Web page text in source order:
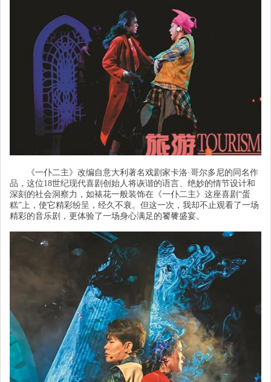
《一仆二主》改编自意大利著名戏剧家卡洛·哥尔多尼的同名作
品，这位18世纪现代喜剧创始人将诙谐的语言、绝妙的情节设计和
深刻的社会洞察力，如裱花一般装饰在《一仆二主》这座喜剧 “蛋
糕”上，使它精彩纷呈，经久不衰。但这一次，我却不止观看了一场
精彩的音乐剧，更体验了一场身心满足的饕餮盛宴。